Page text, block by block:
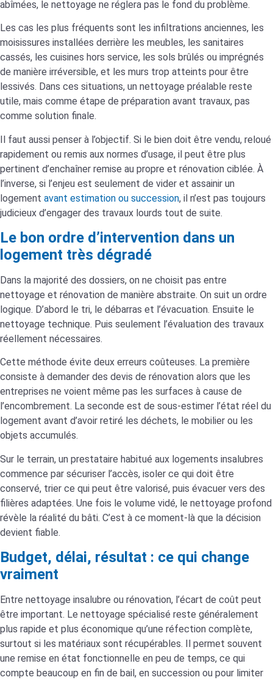
abîmées, le nettoyage ne réglera pas le fond du problème.
Les cas les plus fréquents sont les infiltrations anciennes, les
moisissures installées derrière les meubles, les sanitaires
cassés, les cuisines hors service, les sols brûlés ou imprégnés
de manière irréversible, et les murs trop atteints pour être
lessivés. Dans ces situations, un nettoyage préalable reste
utile, mais comme étape de préparation avant travaux, pas
comme solution finale.
Il faut aussi penser à l’objectif. Si le bien doit être vendu, reloué
rapidement ou remis aux normes d’usage, il peut être plus
pertinent d’enchaîner remise au propre et rénovation ciblée. À
l’inverse, si l’enjeu est seulement de vider et assainir un
logement avant estimation ou succession, il n’est pas toujours
judicieux d’engager des travaux lourds tout de suite.
Le bon ordre d’intervention dans un
logement très dégradé
Dans la majorité des dossiers, on ne choisit pas entre
nettoyage et rénovation de manière abstraite. On suit un ordre
logique. D’abord le tri, le débarras et l’évacuation. Ensuite le
nettoyage technique. Puis seulement l’évaluation des travaux
réellement nécessaires.
Cette méthode évite deux erreurs coûteuses. La première
consiste à demander des devis de rénovation alors que les
entreprises ne voient même pas les surfaces à cause de
l’encombrement. La seconde est de sous-estimer l’état réel du
logement avant d’avoir retiré les déchets, le mobilier ou les
objets accumulés.
Sur le terrain, un prestataire habitué aux logements insalubres
commence par sécuriser l’accès, isoler ce qui doit être
conservé, trier ce qui peut être valorisé, puis évacuer vers des
filières adaptées. Une fois le volume vidé, le nettoyage profond
révèle la réalité du bâti. C’est à ce moment-là que la décision
devient fiable.
Budget, délai, résultat : ce qui change
vraiment
Entre nettoyage insalubre ou rénovation, l’écart de coût peut
être important. Le nettoyage spécialisé reste généralement
plus rapide et plus économique qu’une réfection complète,
surtout si les matériaux sont récupérables. Il permet souvent
une remise en état fonctionnelle en peu de temps, ce qui
compte beaucoup en fin de bail, en succession ou pour limiter